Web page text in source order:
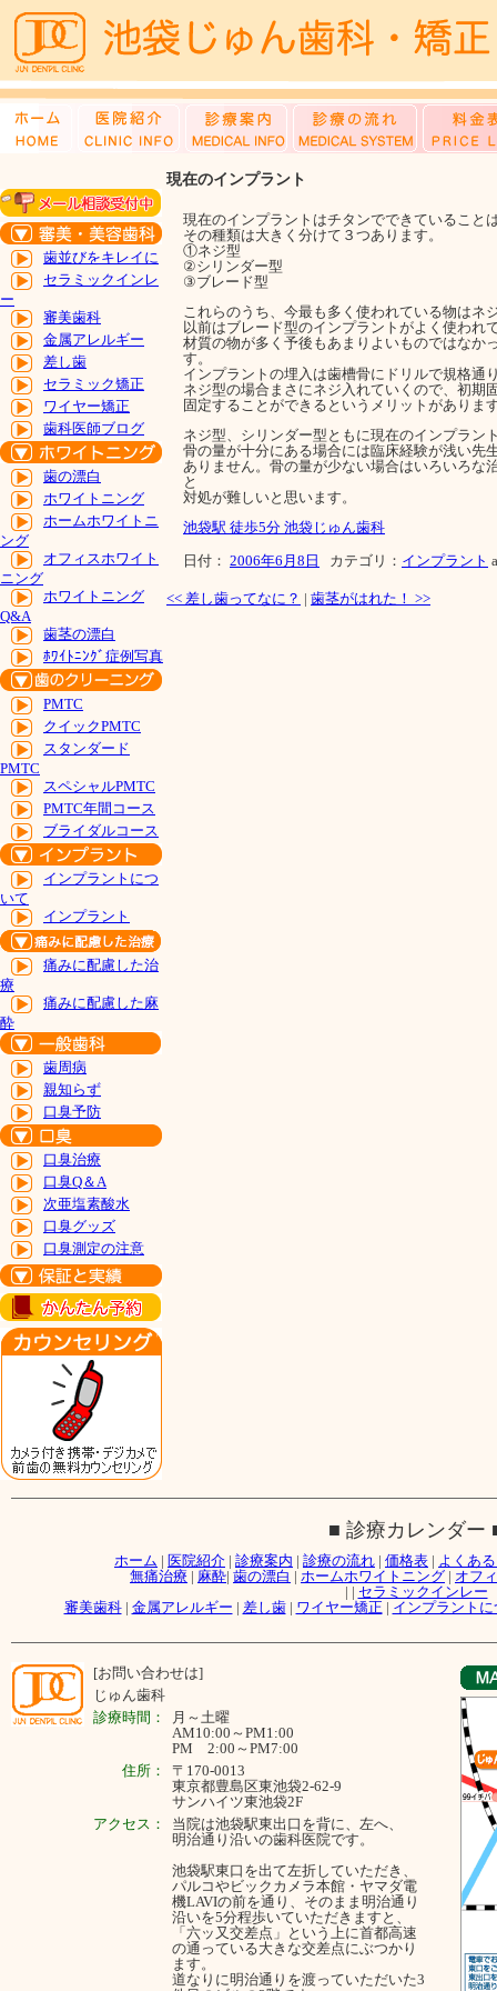
歯並びをキレイに
セラミックインレ
ー
審美歯科
金属アレルギー
差し歯
セラミック矯正
ワイヤー矯正
歯科医師ブログ
歯の漂白
ホワイトニング
ホームホワイトニ
ング
オフィスホワイト
ニング
ホワイトニング
Q&A
歯茎の漂白
ﾎﾜｲﾄﾆﾝｸﾞ症例写真
PMTC
クイックPMTC
スタンダード
PMTC
スペシャルPMTC
PMTC年間コース
ブライダルコース
インプラントにつ
いて
インプラント
痛みに配慮した治
療
痛みに配慮した麻
酔
歯周病
親知らず
口臭予防
口臭治療
口臭Q＆A
次亜塩素酸水
口臭グッズ
口臭測定の注意
現在のインプラント
現在のインプラントはチタンでできていること
その種類は大きく分けて３つあります。
①ネジ型
②シリンダー型
③ブレード型
これらのうち、今最も多く使われている物はネ
以前はブレード型のインプラントがよく使われ
材質の物が多く予後もあまりよいものではなか
す。
インプラントの埋入は歯槽骨にドリルで規格通
ネジ型の場合まさにネジ入れていくので、初期
固定することができるというメリットがありま
ネジ型、シリンダー型ともに現在のインプラン
骨の量が十分にある場合には臨床経験が浅い先
ありません。骨の量が少ない場合はいろいろな
と
対処が難しいと思います。
池袋駅 徒歩5分 池袋じゅん歯科
日付： 2006年6月8日 カテゴリ： インプラント
<< 差し歯ってなに？ | 歯茎がはれた！ >>
■ 診療カレンダー
ホーム | 医院紹介 | 診療案内 | 診療の流れ | 価格表 | よくあ
無痛治療 | 麻酔| 歯の漂白 | ホームホワイトニング | オフ
| | セラミックインレー
審美歯科| 金属アレルギー | 差し歯| ワイヤー矯正 | インプラントに
[お問い合わせは]
じゅん歯科
診療時間：
月～ 土曜
AM10:00～PM1:00
PM 2:00～PM7:00
住所：
〒170-0013
東京都豊島区東池袋2-62-9
サンハイツ東池袋2F
アクセス：
当院は池袋駅東出口を背に、左へ、
明治通り沿いの歯科医院です。
池袋駅東口を出て左折していただき、
パルコやビックカメラ本館・ヤマダ電
機LAVIの前を通り、そのまま明治通り
沿いを5分程歩いていただきますと、
「六ッ又交差点」という上に首都高速
の通っている大きな交差点にぶつかり
ます。
道なりに明治通りを渡っていただいた3